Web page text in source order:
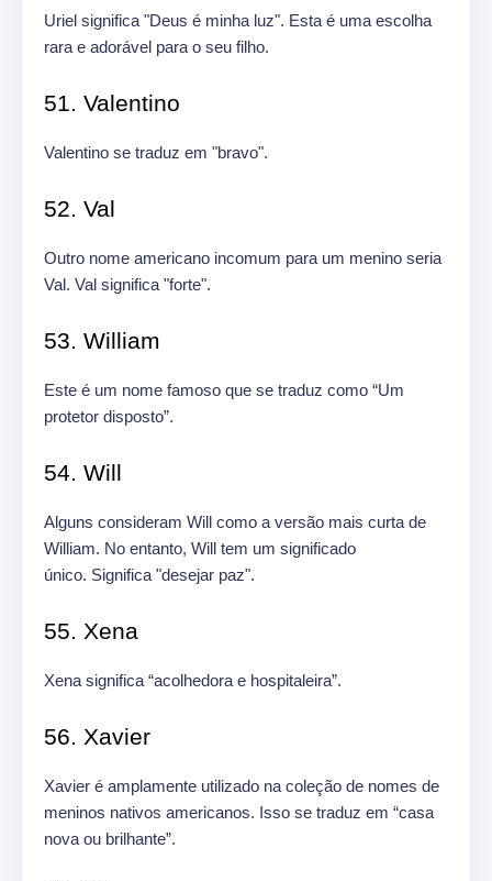
Uriel significa "Deus é minha luz". Esta é uma escolha
rara e adorável para o seu filho.
51. Valentino
Valentino se traduz em "bravo".
52. Val
Outro nome americano incomum para um menino seria
Val. Val significa "forte".
53. William
Este é um nome famoso que se traduz como “Um
protetor disposto”.
54. Will
Alguns consideram Will como a versão mais curta de
William. No entanto, Will tem um significado
único. Significa "desejar paz".
55. Xena
Xena significa “acolhedora e hospitaleira”.
56. Xavier
Xavier é amplamente utilizado na coleção de nomes de
meninos nativos americanos. Isso se traduz em “casa
nova ou brilhante”.